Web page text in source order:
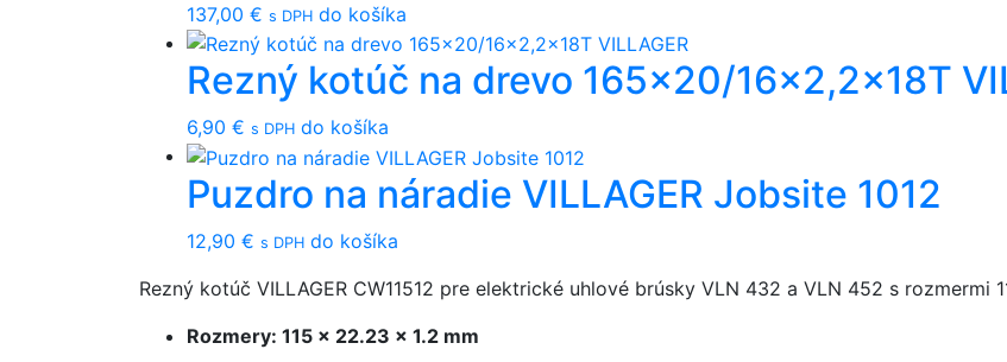
137,00 € s DPH do košíka
Rezný kotúč na drevo 165×20/16×2,2x18T
6,90 € s DPH do košíka
Puzdro na náradie VILLAGER Jobsite 1012
12,90 € s DPH do košíka
Rezný kotúč VILLAGER CW11512 pre elektrické uhlové brúsky VLN 432 a VLN 452 s rozmermi
Rozmery: 115 x 22.23 x 1.2 mm